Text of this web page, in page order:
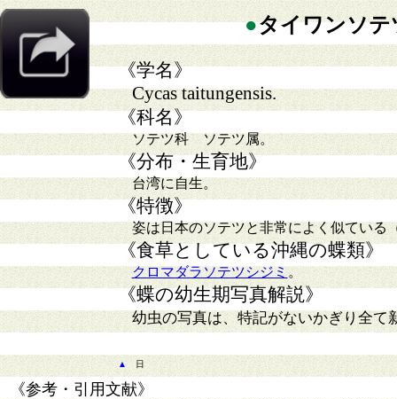
●タイワンソテ
《学名》
Cycas taitungensis.
《科名》
ソテツ科 ソテツ属。
《分布・生育地》
台湾に自生。
《特徴》
姿は日本のソテツと非常によく似ている
《食草としている沖縄の蝶類》
クロマダラソテツシジミ 。
《蝶の幼生期写真解説》
幼虫の写真は、特記がないかぎり全て
▲ 日
《参考・引用文献》